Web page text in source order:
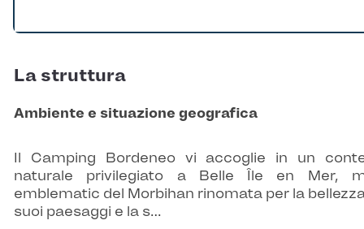
La struttura
Ambiente e situazione geografica
Il Camping Bordeneo vi accoglie in un
naturale privilegiato a Belle Île en Mer,
emblematic del Morbihan rinomata per la
suoi paesaggi e la s…